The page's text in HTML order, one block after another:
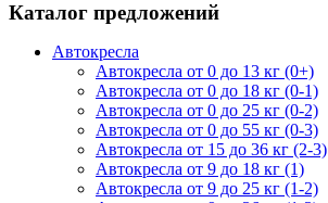
Каталог предложений
Автокресла
Автокресла от 0 до 13 кг (0+)
Автокресла от 0 до 18 кг (0-1)
Автокресла от 0 до 25 кг (0-2)
Автокресла от 0 до 55 кг (0-3)
Автокресла от 15 до 36 кг (2-3)
Автокресла от 9 до 18 кг (1)
Автокресла от 9 до 25 кг (1-2)